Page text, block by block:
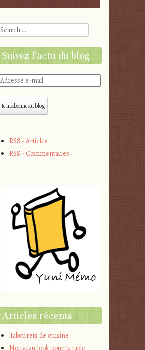
Search
Suivez l'actu du blog
Adresse
mail
Je m'abonne au blog
RSS - Articles
RSS - Commentaires
Articles récents
Tabourets de cuisine
Nouveau look pour la table